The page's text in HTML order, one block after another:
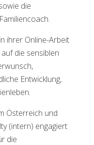
die
ihrer Online-Arbeit
die sensiblen
Entwicklung,
Österreich und
(intern) engagiert
die